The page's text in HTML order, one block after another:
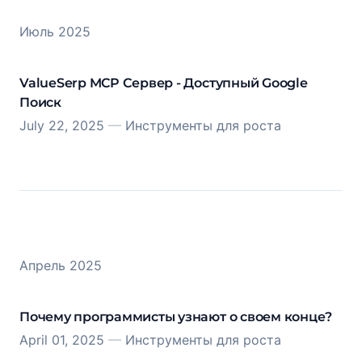
Июль 2025
ValueSerp MCP Сервер - Доступный Google
Поиск
July 22, 2025 — Инструменты для роста
Апрель 2025
Почему программисты узнают о своем конце?
April 01, 2025 — Инструменты для роста